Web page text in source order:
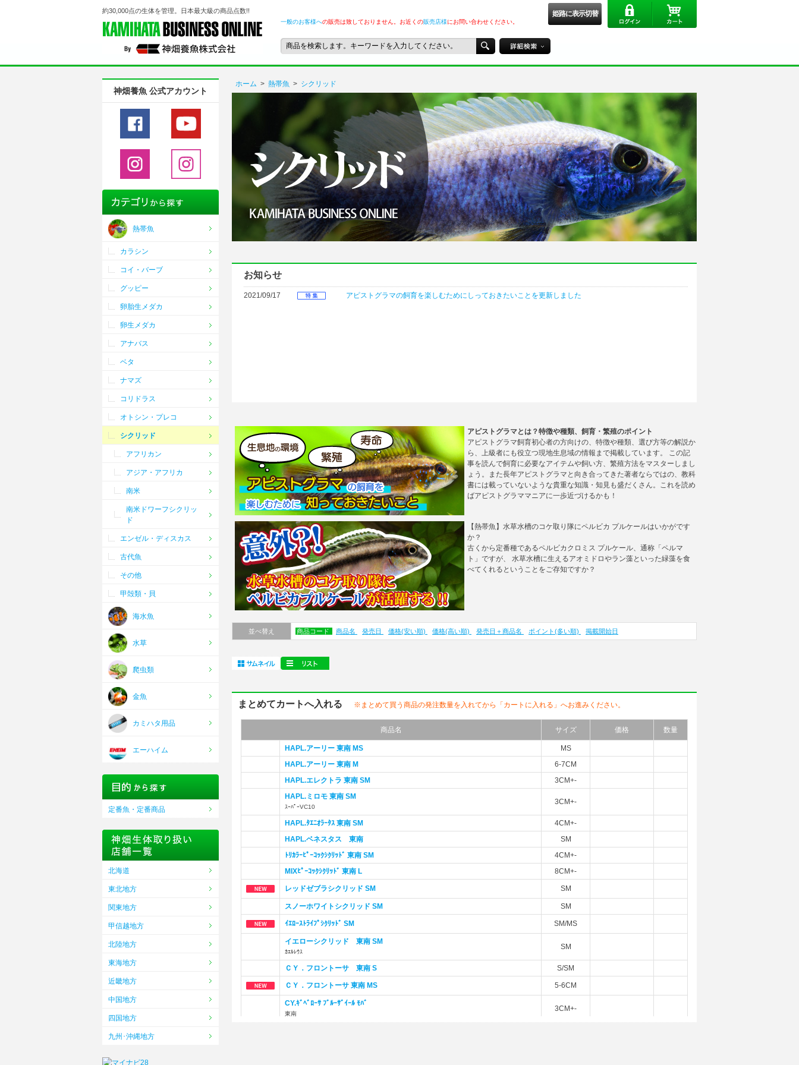
約30,000点の生体を管理。日本最大級の商品点数!! 姫路に表示切替
一般のお客様への販売は致しておりません。お近くの販売店様にお問い合わせください。
ホーム > 熱帯魚 > シクリッド
お知らせ
2021/09/17 アピストグラマの飼育を楽しむためにしっておきたいことを更新しました
アピストグラマとは？特徴や種類、飼育・繁殖のポイント
アピストグラマ飼育初心者の方向けの、特徴や種類、選び方等の解説か
ら、上級者にも役立つ現地生息域の情報まで掲載しています。 この記
事を読んで飼育に必要なアイテムや飼い方、繁殖方法をマスターしまし
ょう。また長年アピストグラマと向き合ってきた著者ならではの、教科
書には載っていないような貴重な知識・知見も盛だくさん。これを読め
ばアピストグラママニアに一歩近づけるかも！
【熱帯魚】水草水槽のコケ取り隊にペルビカ プルケールはいかがです
か？
古くから定番種であるペルビカクロミス プルケール、通称「ペルマ
ト」ですが、 水草水槽に生えるアオミドロやラン藻といった緑藻を食
べてくれるということをご存知ですか？
並べ替え 商品コード 商品名 発売日 価格(安い順) 価格(高い順) 発売日＋商品名 ポイント(多い順) 掲載開始日
まとめてカートへ入れる ※まとめて買う商品の発注数量を入れてから「カートに入れる」へお進みください。
商品名 サイズ 価格 数量
HAPL.アーリー 東南 MS
MS
HAPL.アーリー 東南 M
6-7CM
HAPL.エレクトラ 東南 SM
3CM+-
HAPL.ミロモ 東南 SM
ｽｰﾊﾟｰVC10
3CM+-
HAPL.ﾀｴﾆｵﾗｰﾀｽ 東南 SM
4CM+-
HAPL.ベネスタス 東南
SM
ﾄﾘｶﾗｰﾋﾟｰｺｯｸｼｸﾘｯﾄﾞ 東南 SM
4CM+-
MIXﾋﾟｰｺｯｸｼｸﾘｯﾄﾞ 東南 L
8CM+-
レッドゼブラシクリッド SM SM
スノーホワイトシクリッド SM SM
ｲｴﾛｰｽﾄﾗｲﾌﾟｼｸﾘｯﾄﾞ SM SM/MS
イエローシクリッド 東南 SM
ｶｴﾙﾚｳｽ
SM
ＣＹ．フロントーサ 東南 S S/SM
ＣＹ．フロントーサ 東南 MS 5-6CM
CY.ｷﾞﾍﾞﾛｰｻ ﾌﾞﾙｰｻﾞｲｰﾙ ﾓﾊﾞ
東南
3CM+-
神畑養魚 公式アカウント
熱帯魚
カラシン
コイ・バーブ
グッピー
卵胎生メダカ
卵生メダカ
アナバス
ベタ
ナマズ
コリドラス
オトシン・プレコ
シクリッド
アフリカン
アジア・アフリカ
南米
南米ドワーフシクリッ
ド
エンゼル・ディスカス
古代魚
その他
甲殻類・貝
海水魚
水草
爬虫類
金魚
カミハタ用品
エーハイム
定番魚・定番商品
北海道
東北地方
関東地方
甲信越地方
北陸地方
東海地方
近畿地方
中国地方
四国地方
九州･沖縄地方